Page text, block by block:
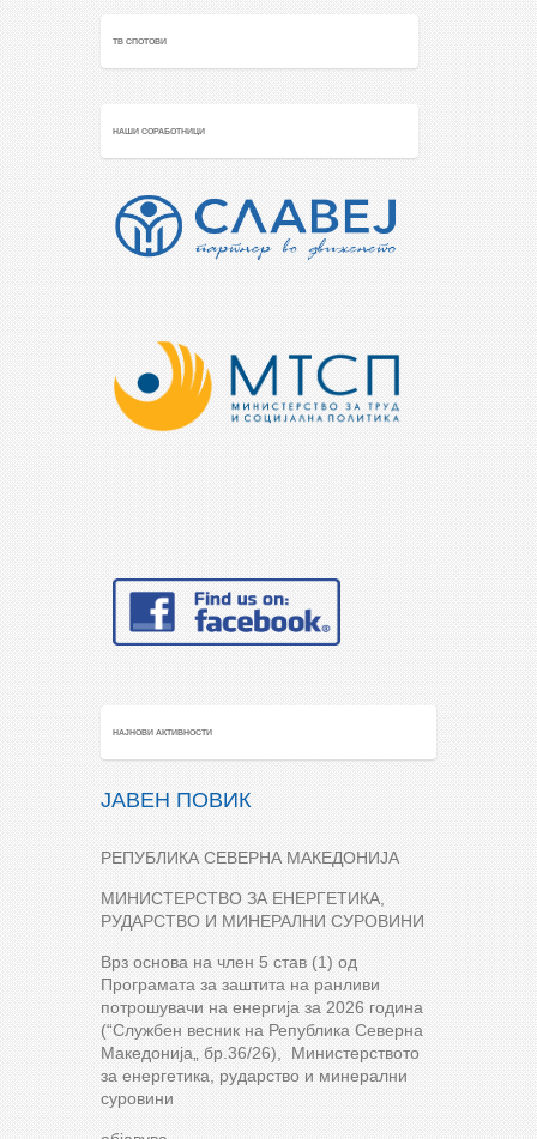
ТВ СПОТОВИ
НАШИ СОРАБОТНИЦИ
НАЈНОВИ АКТИВНОСТИ
ЈАВЕН ПОВИК
РЕПУБЛИКА СЕВЕРНА МАКЕДОНИЈА
МИНИСТЕРСТВО ЗА ЕНЕРГЕТИКА,
РУДАРСТВО И МИНЕРАЛНИ СУРОВИНИ
Врз основа на член 5 став (1) од
Програмата за заштита на ранливи
потрошувачи на енергија за 2026 година
(“Службен весник на Република Северна
Македонија„ бр.36/26), Министерството
за енергетика, рударство и минерални
суровини